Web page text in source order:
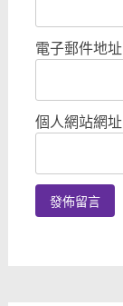
電子郵件地址
個人網站網址